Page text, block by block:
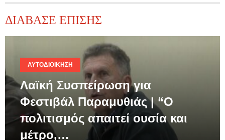
ΔΙΑΒΑΣΕ ΕΠΙΣΗΣ
ΑΥΤΟΔΙΟΊΚΗΣΗ
Λαϊκή Συσπείρωση για
Φεστιβάλ Παραμυθιάς | “Ο
πολιτισμός απαιτεί ουσία και
μέτρο,…